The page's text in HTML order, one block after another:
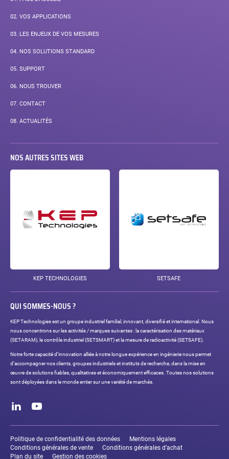
02. VOS APPLICATIONS
03. LES ENJEUX DE VOS MESURES
04. NOS SOLUTIONS STANDARD
05. SUPPORT
06. NOUS TROUVER
07. CONTACT
08. ACTUALITÉS
NOS AUTRES SITES WEB
KEP TECHNOLOGIES SETSAFE
QUI SOMMES-NOUS ?
KEP Technologies est un groupe industriel familial, innovant, diversifié et international. Nous
nous concentrons sur les activités / marques suivantes : la caractérisation des matériaux
(SETARAM), le contrôle industriel (SETSMART) et la mesure de radioactivité (SETSAFE).
Notre forte capacité d’innovation alliée à notre longue expérience en ingénierie nous permet
d’accompagner nos clients, groupes industriels et instituts de recherche, dans la mise en
œuvre de solutions fiables, qualitatives et économiquement efficaces. Toutes nos solutions
sont déployées dans le monde entier sur une variété de marchés.
sociaux
légaux
Politique de confidentialité des données
Mentions légales
Conditions générales de vente
Conditions générales d’achat
Plan du site
Gestion des cookies